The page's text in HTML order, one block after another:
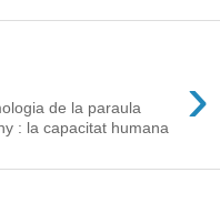
›
de la paraula
: la capacitat humana